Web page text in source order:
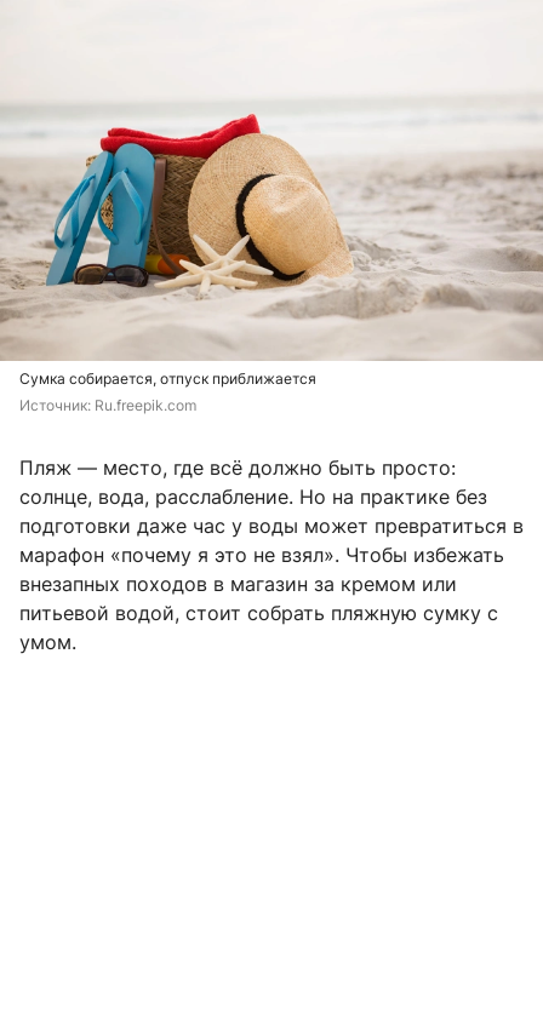
Сумка собирается, отпуск приближается
Источник: Ru.freepik.com
Пляж — место, где всё должно быть просто:
солнце, вода, расслабление. Но на практике без
подготовки даже час у воды может превратиться в
марафон «почему я это не взял». Чтобы избежать
внезапных походов в магазин за кремом или
питьевой водой, стоит собрать пляжную сумку с
умом.